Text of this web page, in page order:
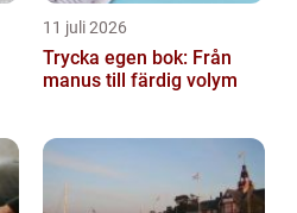
11 juli 2026
Trycka egen bok: Från
manus till färdig volym